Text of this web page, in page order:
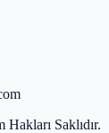
Hakları Saklıdır.